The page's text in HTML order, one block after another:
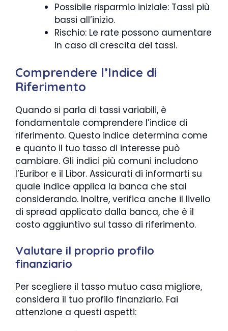
Possibile risparmio iniziale: Tassi più
bassi all’inizio.
Rischio: Le rate possono aumentare
in caso di crescita dei tassi.
Comprendere l’Indice di
Riferimento
Quando si parla di tassi variabili, è
fondamentale comprendere l’indice di
riferimento. Questo indice determina come
e quanto il tuo tasso di interesse può
cambiare. Gli indici più comuni includono
l’Euribor e il Libor. Assicurati di informarti su
quale indice applica la banca che stai
considerando. Inoltre, verifica anche il livello
di spread applicato dalla banca, che è il
costo aggiuntivo sul tasso di riferimento.
Valutare il proprio profilo
finanziario
Per scegliere il tasso mutuo casa migliore,
considera il tuo profilo finanziario. Fai
attenzione a questi aspetti: